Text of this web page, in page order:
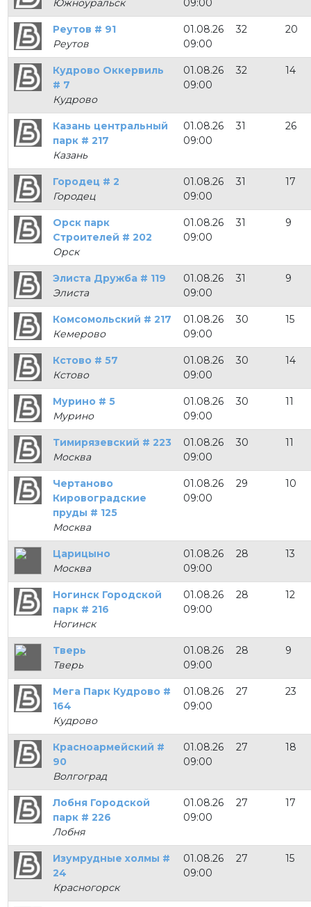
Южноуральск 09:00
Реутов # 91
Реутов
01.08.26
09:00
32 20
Кудрово Оккервиль
# 7
Кудрово
01.08.26
09:00
32 14
Казань центральный
парк # 217
Казань
01.08.26
09:00
31 26
Городец # 2
Городец
01.08.26
09:00
31 17
Орск парк
Строителей # 202
Орск
01.08.26
09:00
31 9
Элиста Дружба # 119
Элиста
01.08.26
09:00
31 9
Комсомольский # 217
Кемерово
01.08.26
09:00
30 15
Кстово # 57
Кстово
01.08.26
09:00
30 14
Мурино # 5
Мурино
01.08.26
09:00
30 11
Тимирязевский # 223
Москва
01.08.26
09:00
30 11
Чертаново
Кировоградские
пруды # 125
Москва
01.08.26
09:00
29 10
Царицыно
Москва
01.08.26
09:00
28 13
Ногинск Городской
парк # 216
Ногинск
01.08.26
09:00
28 12
Тверь
Тверь
01.08.26
09:00
28 9
Мега Парк Кудрово #
164
Кудрово
01.08.26
09:00
27 23
Красноармейский #
90
Волгоград
01.08.26
09:00
27 18
Лобня Городской
парк # 226
Лобня
01.08.26
09:00
27 17
Изумрудные холмы #
24
Красногорск
01.08.26
09:00
27 15